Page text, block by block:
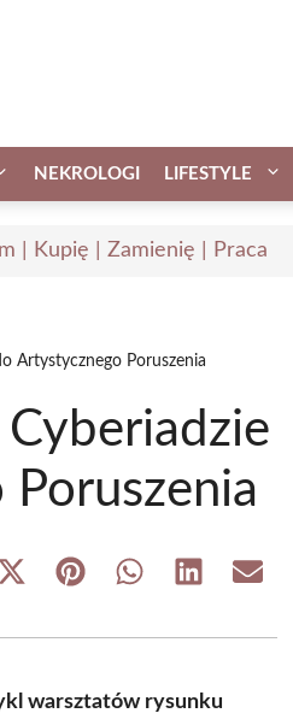
NEKROLOGI LIFESTYLE
| Kupię | Zamienię | Praca
Artystycznego Poruszenia
Share
(Twitter)
Share Share Share Share
warsztatów rysunku